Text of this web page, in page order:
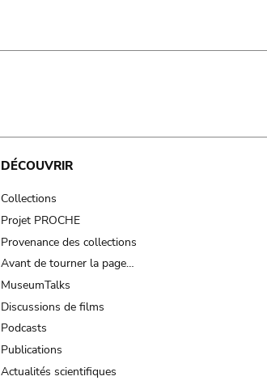
DÉCOUVRIR
Collections
Projet PROCHE
Provenance des collections
Avant de tourner la page…
MuseumTalks
Discussions de films
Podcasts
Publications
Actualités scientifiques